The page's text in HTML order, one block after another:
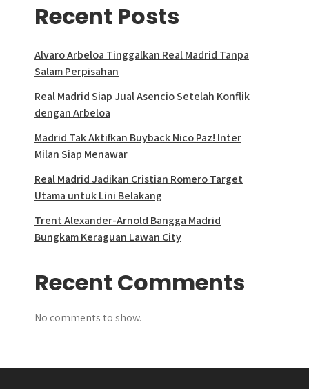
Recent Posts
Alvaro Arbeloa Tinggalkan Real Madrid Tanpa
Salam Perpisahan
Real Madrid Siap Jual Asencio Setelah Konflik
dengan Arbeloa
Madrid Tak Aktifkan Buyback Nico Paz! Inter
Milan Siap Menawar
Real Madrid Jadikan Cristian Romero Target
Utama untuk Lini Belakang
Trent Alexander-Arnold Bangga Madrid
Bungkam Keraguan Lawan City
Recent Comments
No comments to show.